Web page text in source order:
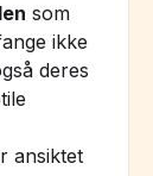
som
ikke
deres
ansiktet